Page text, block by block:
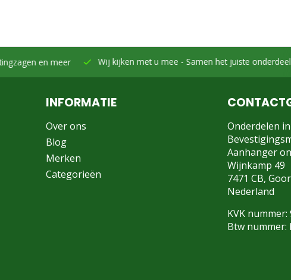
Wij kijken met u mee -Samen het juiste onderdeel bepalen
INFORMATIE
Over ons
Blog
Merken
Categorieën
Onderdelen
Aanhanger
Wijnkamp 49
7471 CB, Goor
Nederland
KVK nummer:
Btw nummer: